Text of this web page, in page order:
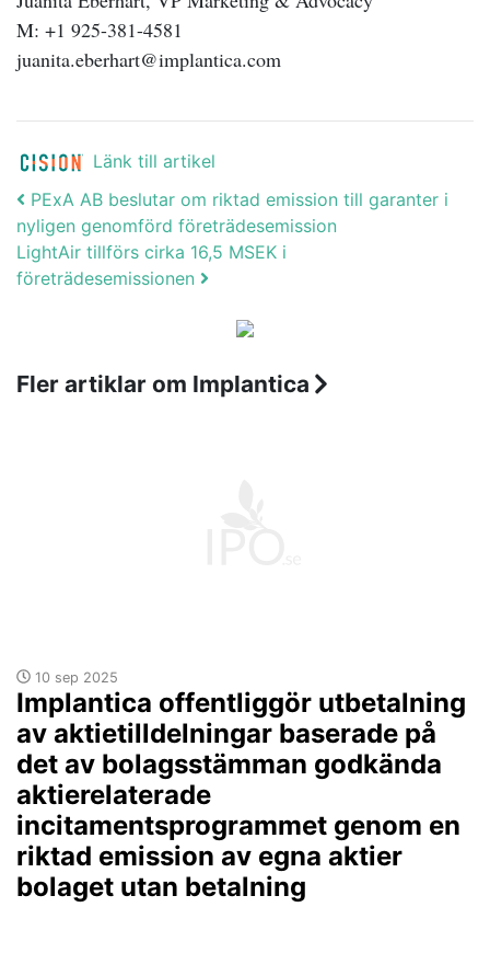
M: +1 925-381-4581
juanita.eberhart@implantica.com
Länk till artikel
Post navigation
PExA AB beslutar om riktad emission till garanter i
nyligen genomförd företrädesemission
LightAir tillförs cirka 16,5 MSEK i
företrädesemissionen
Fler artiklar om Implantica
10 sep 2025
Implantica offentliggör utbetalning
av aktietilldelningar baserade på
det av bolagsstämman godkända
aktierelaterade
incitamentsprogrammet genom en
riktad emission av egna aktier
bolaget utan betalning